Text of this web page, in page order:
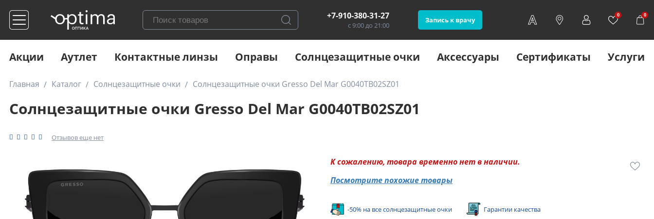
+7-910-380-31-27
с 9:00 до 21:00
Запись к врачу
0 0
Акции Аутлет Контактные линзы Оправы Солнцезащитные очки Аксессуары Сертификаты Услуги
Главная Каталог Солнцезащитные очки Солнцезащитные очки Gresso Del Mar G0040TB02SZ01
Солнцезащитные очки Gresso Del Mar G0040TB02SZ01
Отзывов еще нет
К сожалению, товара временно нет в наличии.
Посмотрите похожие товары
-50% на все солнцезащитные очки Гарантии качества